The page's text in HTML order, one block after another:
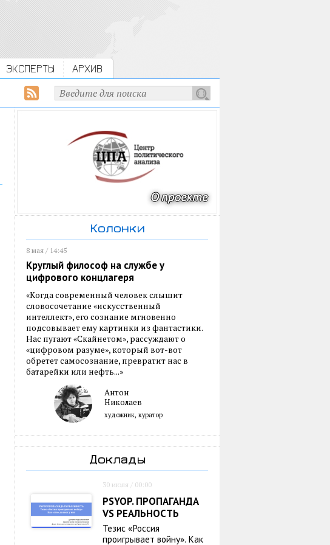
ЭКСПЕРТЫ АРХИВ
Колонки
8 мая / 14:45
Круглый философ на службе у
цифрового концлагеря
«Когда современный человек слышит
словосочетание «искусственный
интеллект», его сознание мгновенно
подсовывает ему картинки из фантастики.
Нас пугают «Скайнетом», рассуждают о
«цифровом разуме», который вот-вот
обретет самосознание, превратит нас в
батарейки или нефть...»
Антон
Николаев
художник, куратор
Доклады
30 июля / 00:00
PSYOP. ПРОПАГАНДА
VS РЕАЛЬНОСТЬ
Тезис «Россия
проигрывает войну». Как